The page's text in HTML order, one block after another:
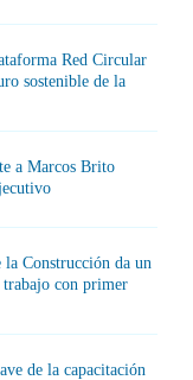
Red Circular
sostenible de la
a Marcos Brito
Construcción da un
trabajo con primer
de la capacitación